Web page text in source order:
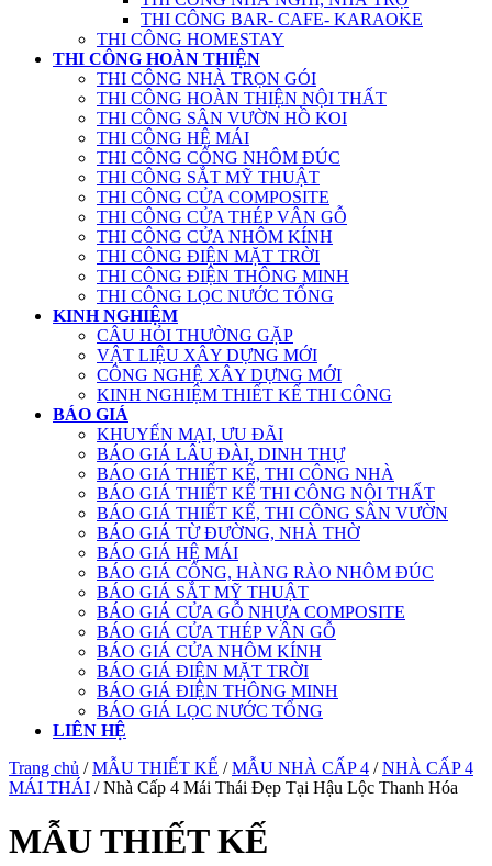
THI CÔNG BAR- CAFE- KARAOKE
THI CÔNG HOMESTAY
THI CÔNG HOÀN THIỆN
THI CÔNG NHÀ TRỌN GÓI
THI CÔNG HOÀN THIỆN NỘI THẤT
THI CÔNG SÂN VƯỜN HỒ KOI
THI CÔNG HỆ MÁI
THI CÔNG CỔNG NHÔM ĐÚC
THI CÔNG SẮT MỸ THUẬT
THI CÔNG CỬA COMPOSITE
THI CÔNG CỬA THÉP VÂN GỖ
THI CÔNG CỬA NHÔM KÍNH
THI CÔNG ĐIỆN MẶT TRỜI
THI CÔNG ĐIỆN THÔNG MINH
THI CÔNG LỌC NƯỚC TỔNG
KINH NGHIỆM
CÂU HỎI THƯỜNG GẶP
VẬT LIỆU XÂY DỰNG MỚI
CÔNG NGHỆ XÂY DỰNG MỚI
KINH NGHIỆM THIẾT KẾ THI CÔNG
BÁO GIÁ
KHUYẾN MẠI, ƯU ĐÃI
BÁO GIÁ LÂU ĐÀI, DINH THỰ
BÁO GIÁ THIẾT KẾ, THI CÔNG NHÀ
BÁO GIÁ THIẾT KẾ THI CÔNG NỘI THẤT
BÁO GIÁ THIẾT KẾ, THI CÔNG SÂN VƯỜN
BÁO GIÁ TỪ ĐƯỜNG, NHÀ THỜ
BÁO GIÁ HỆ MÁI
BÁO GIÁ CỔNG, HÀNG RÀO NHÔM ĐÚC
BÁO GIÁ SẮT MỸ THUẬT
BÁO GIÁ CỬA GỖ NHỰA COMPOSITE
BÁO GIÁ CỬA THÉP VÂN GỖ
BÁO GIÁ CỬA NHÔM KÍNH
BÁO GIÁ ĐIỆN MẶT TRỜI
BÁO GIÁ ĐIỆN THÔNG MINH
BÁO GIÁ LỌC NƯỚC TỔNG
LIÊN HỆ
Trang chủ /MẪU THIẾT KẾ /MẪU NHÀ CẤP 4 /NHÀ CẤP 4
MÁI THÁI / Nhà Cấp 4 Mái Thái Đẹp Tại Hậu Lộc Thanh Hóa
MẪU THIẾT KẾ